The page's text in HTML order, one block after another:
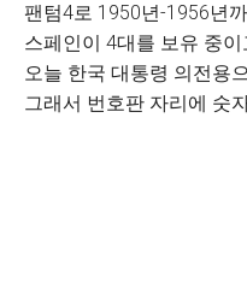
팬텀4로 1950년-1956년
스페인이 4대를 보유 중
오늘 한국 대통령 의전용
그래서 번호판 자리에 숫